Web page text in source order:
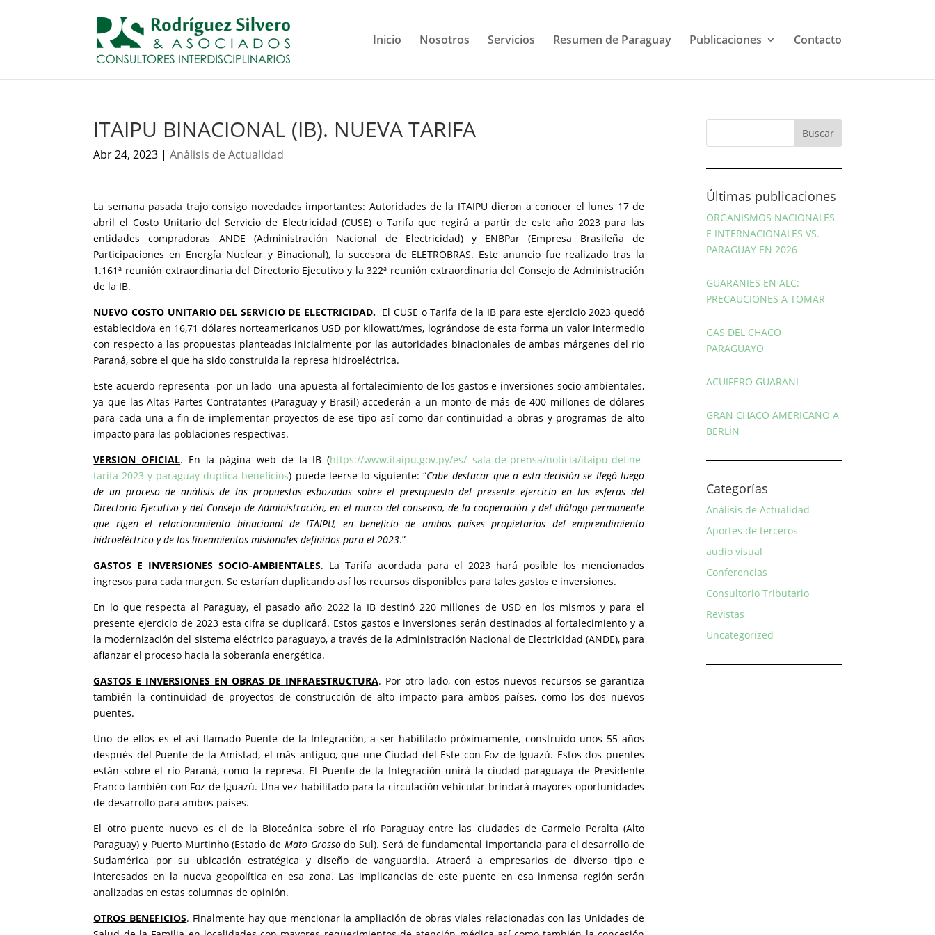
Inicio Nosotros Servicios Resumen de Paraguay Publicaciones Contacto
ITAIPU BINACIONAL (IB). NUEVA TARIFA
Abr 24, 2023 |Análisis de Actualidad
La semana pasada trajo consigo novedades importantes: Autoridades de la ITAIPU dieron a conocer el lunes 17 de
abril el Costo Unitario del Servicio de Electricidad (CUSE) o Tarifa que regirá a partir de este año 2023 para las
entidades compradoras ANDE (Administración Nacional de Electricidad) y ENBPar (Empresa Brasileña de
Participaciones en Energía Nuclear y Binacional), la sucesora de ELETROBRAS. Este anuncio fue realizado tras la
1.161ª reunión extraordinaria del Directorio Ejecutivo y la 322ª reunión extraordinaria del Consejo de Administración
de la IB.
NUEVO COSTO UNITARIO DEL SERVICIO DE ELECTRICIDAD. El CUSE o Tarifa de la IB para este ejercicio 2023 quedó
establecido/a en 16,71 dólares norteamericanos USD por kilowatt/mes, lográndose de esta forma un valor intermedio
con respecto a las propuestas planteadas inicialmente por las autoridades binacionales de ambas márgenes del rio
Paraná, sobre el que ha sido construida la represa hidroeléctrica.
Este acuerdo representa -por un lado- una apuesta al fortalecimiento de los gastos e inversiones socio-ambientales,
ya que las Altas Partes Contratantes (Paraguay y Brasil) accederán a un monto de más de 400 millones de dólares
para cada una a fin de implementar proyectos de ese tipo así como dar continuidad a obras y programas de alto
impacto para las poblaciones respectivas.
VERSION OFICIAL. En la página web de la IB (https://www.itaipu.gov.py/es/ sala-de-prensa/noticia/itaipu-define-
tarifa-2023-y-paraguay-duplica-beneficios) puede leerse lo siguiente: “Cabe destacar que a esta decisión se llegó luego
de un proceso de análisis de las propuestas esbozadas sobre el presupuesto del presente ejercicio en las esferas del
Directorio Ejecutivo y del Consejo de Administración, en el marco del consenso, de la cooperación y del diálogo permanente
que rigen el relacionamiento binacional de ITAIPU, en beneficio de ambos países propietarios del emprendimiento
hidroeléctrico y de los lineamientos misionales definidos para el 2023.”
GASTOS E INVERSIONES SOCIO-AMBIENTALES. La Tarifa acordada para el 2023 hará posible los mencionados
ingresos para cada margen. Se estarían duplicando así los recursos disponibles para tales gastos e inversiones.
En lo que respecta al Paraguay, el pasado año 2022 la IB destinó 220 millones de USD en los mismos y para el
presente ejercicio de 2023 esta cifra se duplicará. Estos gastos e inversiones serán destinados al fortalecimiento y a
la modernización del sistema eléctrico paraguayo, a través de la Administración Nacional de Electricidad (ANDE), para
afianzar el proceso hacia la soberanía energética.
GASTOS E INVERSIONES EN OBRAS DE INFRAESTRUCTURA. Por otro lado, con estos nuevos recursos se garantiza
también la continuidad de proyectos de construcción de alto impacto para ambos países, como los dos nuevos
puentes.
Uno de ellos es el así llamado Puente de la Integración, a ser habilitado próximamente, construido unos 55 años
después del Puente de la Amistad, el más antiguo, que une Ciudad del Este con Foz de Iguazú. Estos dos puentes
están sobre el río Paraná, como la represa. El Puente de la Integración unirá la ciudad paraguaya de Presidente
Franco también con Foz de Iguazú. Una vez habilitado para la circulación vehicular brindará mayores oportunidades
de desarrollo para ambos países.
El otro puente nuevo es el de la Bioceánica sobre el río Paraguay entre las ciudades de Carmelo Peralta (Alto
Paraguay) y Puerto Murtinho (Estado de Mato Grossodo Sul). Será de fundamental importancia para el desarrollo de
Sudamérica por su ubicación estratégica y diseño de vanguardia. Atraerá a empresarios de diverso tipo e
interesados en la nueva geopolítica en esa zona. Las implicancias de este puente en esa inmensa región serán
analizadas en estas columnas de opinión.
OTROS BENEFICIOS. Finalmente hay que mencionar la ampliación de obras viales relacionadas con las Unidades de
Últimas publicaciones
ORGANISMOS NACIONALES
E INTERNACIONALES VS.
PARAGUAY EN 2026
GUARANIES EN ALC:
PRECAUCIONES A TOMAR
GAS DEL CHACO
PARAGUAYO
ACUIFERO GUARANI
GRAN CHACO AMERICANO A
BERLÍN
Categorías
Análisis de Actualidad
Aportes de terceros
audio visual
Conferencias
Consultorio Tributario
Revistas
Uncategorized